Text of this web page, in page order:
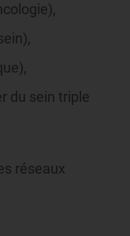
du sein triple
réseaux